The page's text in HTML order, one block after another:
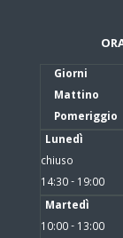
Giorni
Mattino
Pomeriggio
Lunedì
chiuso
14:30 - 19:00
Martedì
10:00 - 13:00